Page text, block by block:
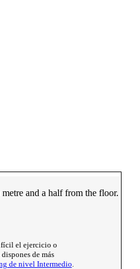
and a half from the floor.
el ejercicio o
de más
de nivel Intermedio.